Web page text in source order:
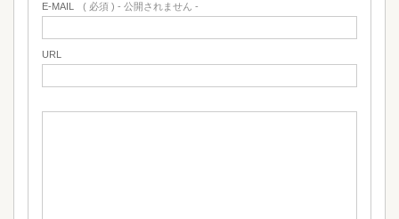
E-MAIL ( 必須 ) - 公開されません -
URL